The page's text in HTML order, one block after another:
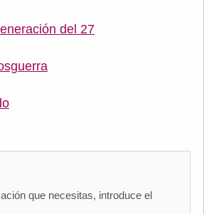
del 27
que necesitas, introduce el